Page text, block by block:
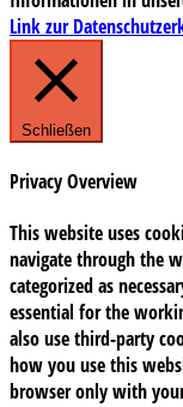
Link zur
Schließen
Privacy Overview
This website uses
navigate through the
categorized as
essential for the
also use third-party
how you use this
browser only with